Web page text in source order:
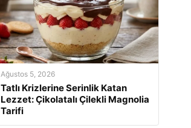
Ağustos 5, 2026
Tatlı Krizlerine Serinlik Katan
Lezzet: Çikolatalı Çilekli Magnolia
Tarifi